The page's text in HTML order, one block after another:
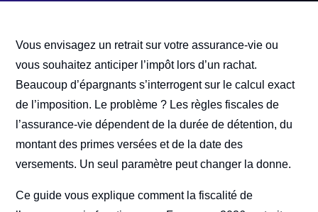
Vous envisagez un retrait sur votre assurance-vie ou
vous souhaitez anticiper l’impôt lors d’un rachat.
Beaucoup d’épargnants s’interrogent sur le calcul exact
de l’imposition. Le problème ? Les règles fiscales de
l’assurance-vie dépendent de la durée de détention, du
montant des primes versées et de la date des
versements. Un seul paramètre peut changer la donne.
Ce guide vous explique comment la fiscalité de